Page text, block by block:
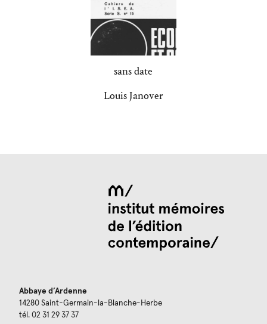
sans date
Louis Janover
Abbaye d’Ardenne
14280 Saint-Germain-la-Blanche-Herbe
tél. 02 31 29 37 37